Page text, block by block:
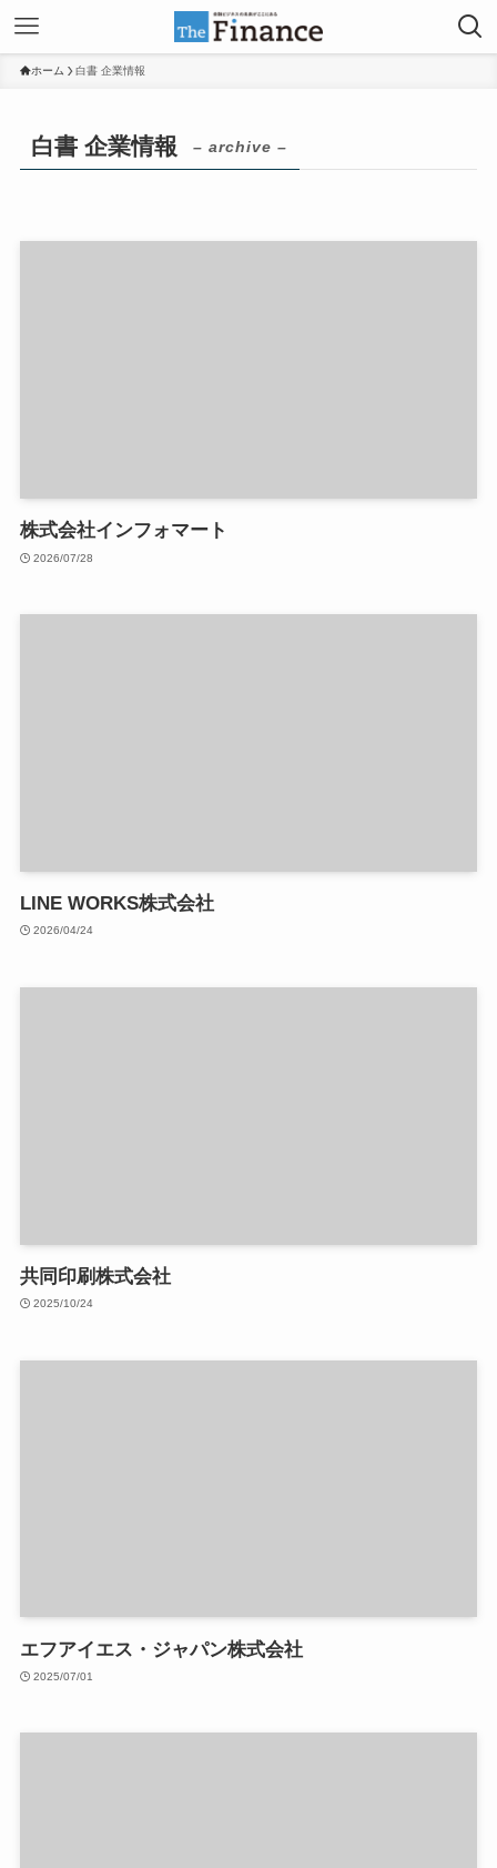
ホーム 白書 企業情報
白書 企業情報 – archive –
株式会社インフォマート
2026/07/28
LINE WORKS株式会社
2026/04/24
共同印刷株式会社
2025/10/24
エフアイエス・ジャパン株式会社
2025/07/01